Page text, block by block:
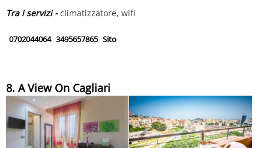
Tra i servizi -climatizzatore, wifi
0702044064 3495657865 Sito
8. A View On Cagliari